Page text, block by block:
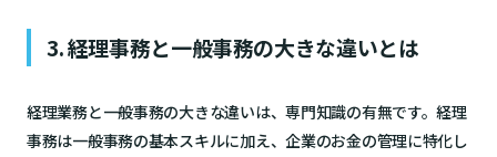
3. 経理事務と一般事務の大きな違いとは
経理業務と一般事務の大きな違いは、専門知識の有無です。経理
事務は一般事務の基本スキルに加え、企業のお金の管理に特化し